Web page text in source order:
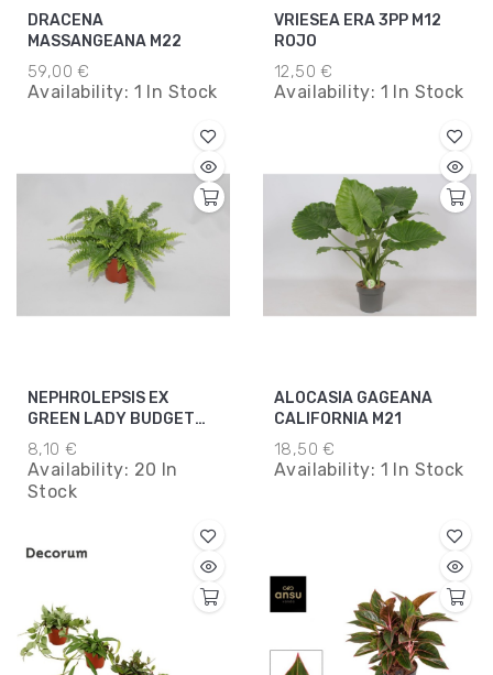
DRACENA
MASSANGEANA M22
59,00 €
Availability: 1 In Stock
VRIESEA ERA 3PP M12
ROJO
12,50 €
Availability: 1 In Stock
NEPHROLEPSIS EX
GREEN LADY BUDGET
M12 VERDE
8,10 €
Availability: 20 In
Stock
ALOCASIA GAGEANA
CALIFORNIA M21
18,50 €
Availability: 1 In Stock